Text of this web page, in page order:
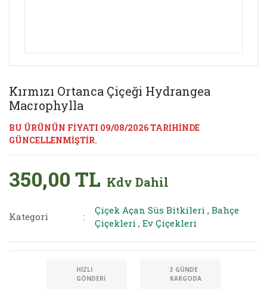
Kırmızı Ortanca Çiçeği Hydrangea
Macrophylla
BU ÜRÜNÜN FİYATI 09/08/2026 TARİHİNDE
GÜNCELLENMİŞTİR.
350,00 TL Kdv Dahil
Kategori
Çiçek Açan Süs Bitkileri ,Bahçe
Çiçekleri ,Ev Çiçekleri
HIZLI
GÖNDERI
3 GÜNDE
KARGODA